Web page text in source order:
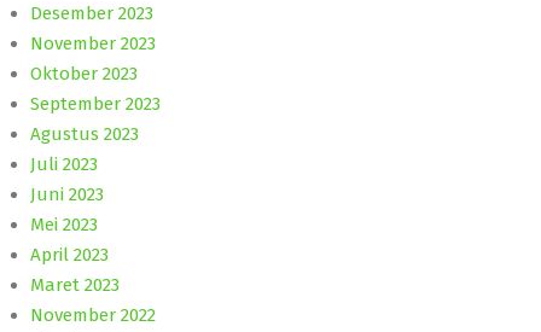
Desember 2023
November 2023
Oktober 2023
September 2023
Agustus 2023
Juli 2023
Juni 2023
Mei 2023
April 2023
Maret 2023
November 2022